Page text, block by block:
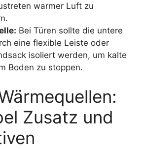
warmer Luft zu
Bei Türen sollte die untere
eine flexible Leiste oder
isoliert werden, um kalte
Boden zu stoppen.
Zusatz und